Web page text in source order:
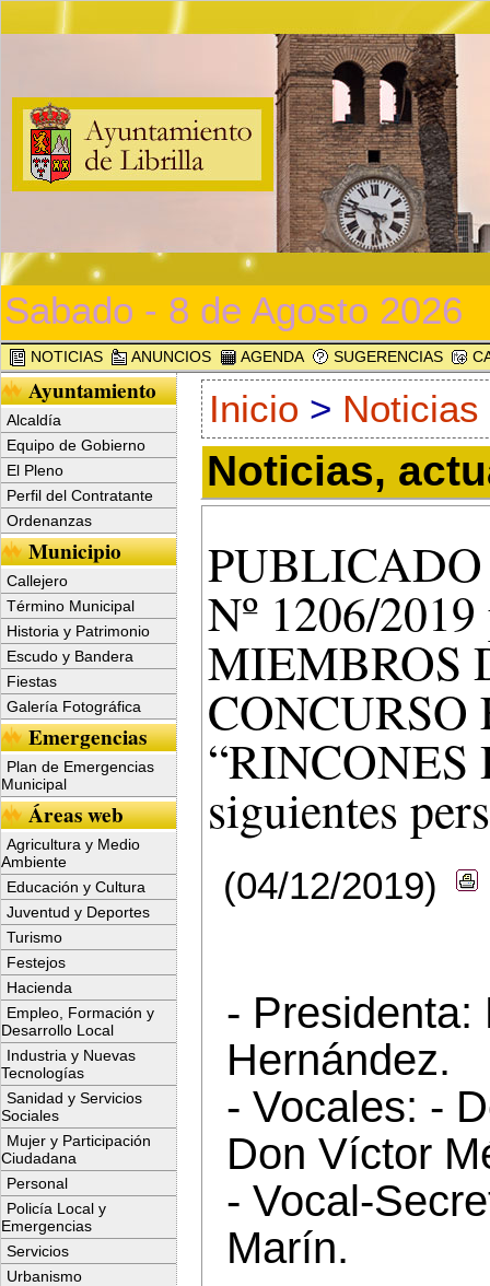
Sabado - 8 de Agosto 2026
NOTICIAS ANUNCIOS AGENDA SUGERENCIAS
Ayuntamiento
Alcaldía
Equipo de Gobierno
El Pleno
Perfil del Contratante
Ordenanzas
Municipio
Callejero
Término Municipal
Historia y Patrimonio
Escudo y Bandera
Fiestas
Galería Fotográfica
Emergencias
Plan de Emergencias
Municipal
Áreas web
Agricultura y Medio
Ambiente
Educación y Cultura
Juventud y Deportes
Turismo
Festejos
Hacienda
Empleo, Formación y
Desarrollo Local
Industria y Nuevas
Tecnologías
Sanidad y Servicios
Sociales
Mujer y Participación
Ciudadana
Personal
Policía Local y
Emergencias
Servicios
Urbanismo
Inicio > Noticias
Noticias,
Nº 1206/
MIEMBROS
siguientes
(04/12/2019)
- Presidenta:
Hernández.
- Vocales: -
Don Víctor
- Vocal-
Marín.